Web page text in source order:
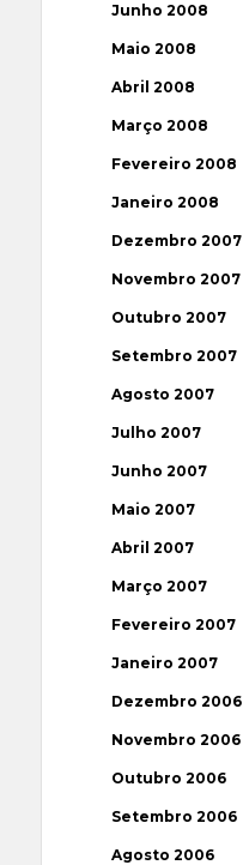
Junho 2008
Maio 2008
Abril 2008
Março 2008
Fevereiro 2008
Janeiro 2008
Dezembro 2007
Novembro 2007
Outubro 2007
Setembro 2007
Agosto 2007
Julho 2007
Junho 2007
Maio 2007
Abril 2007
Março 2007
Fevereiro 2007
Janeiro 2007
Dezembro 2006
Novembro 2006
Outubro 2006
Setembro 2006
Agosto 2006